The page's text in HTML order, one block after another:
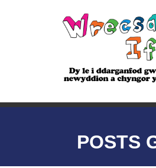
POSTS